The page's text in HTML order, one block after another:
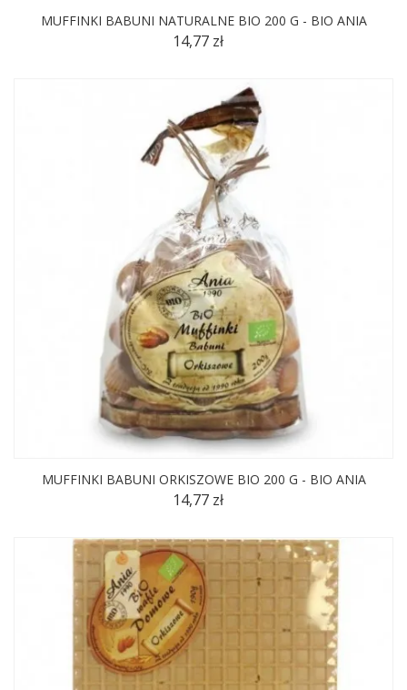
MUFFINKI BABUNI NATURALNE BIO 200 G - BIO ANIA
14,77 zł
MUFFINKI BABUNI ORKISZOWE BIO 200 G - BIO ANIA
14,77 zł